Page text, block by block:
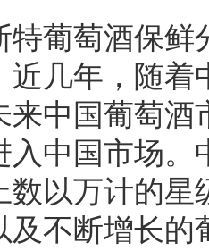
特葡萄酒保
近几年，随
来中国葡萄
入中国市场
数以万计的
及不断增长